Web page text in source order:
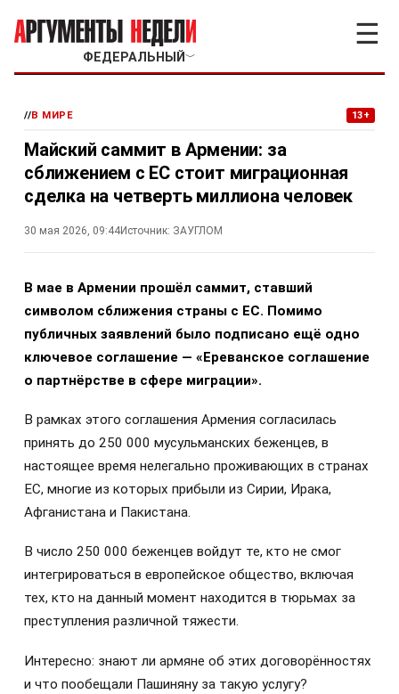
ФЕДЕРАЛЬНЫЙ ﹀
☰
//В МИРЕ 13+
Майский саммит в Армении: за
сближением с ЕС стоит миграционная
сделка на четверть миллиона человек
30 мая 2026, 09:44Источник: ЗАУГЛОМ
В мае в Армении прошёл саммит, ставший
символом сближения страны с ЕС. Помимо
публичных заявлений было подписано ещё одно
ключевое соглашение — «Ереванское соглашение
о партнёрстве в сфере миграции».
В рамках этого соглашения Армения согласилась
принять до 250 000 мусульманских беженцев, в
настоящее время нелегально проживающих в странах
ЕС, многие из которых прибыли из Сирии, Ирака,
Афганистана и Пакистана.
В число 250 000 беженцев войдут те, кто не смог
интегрироваться в европейское общество, включая
тех, кто на данный момент находится в тюрьмах за
преступления различной тяжести.
Интересно: знают ли армяне об этих договорённостях
и что пообещали Пашиняну за такую услугу?